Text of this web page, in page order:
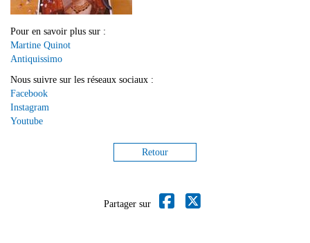
Pour en savoir plus sur :
Martine Quinot
Antiquissimo
Nous suivre sur les réseaux sociaux :
Facebook
Instagram
Youtube
Retour
Partager sur